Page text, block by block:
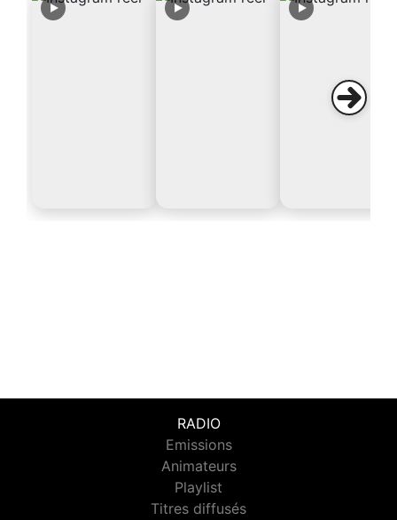
RADIO
Emissions
Animateurs
Playlist
Titres diffusés